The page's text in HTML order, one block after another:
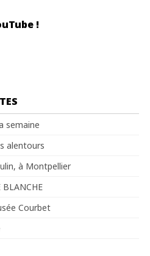
!
semaine
alentours
à Montpellier
BLANCHE
Courbet